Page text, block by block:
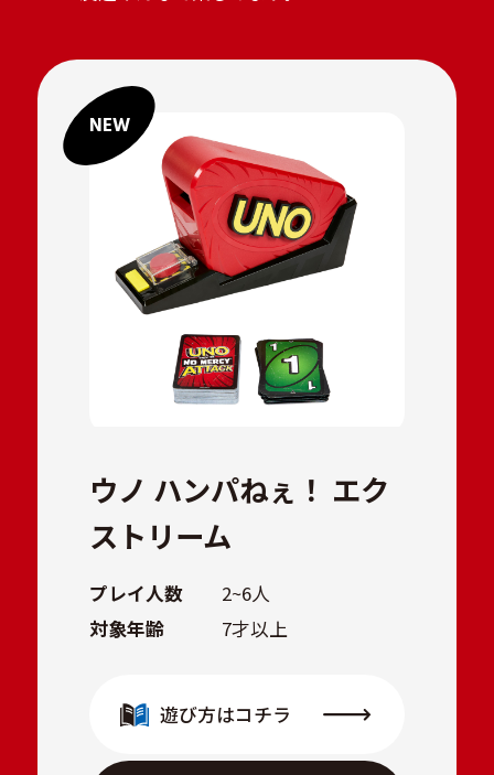
ウノ ハンパねぇ！ エク
ストリーム
プレイ人数
2~6人
対象年齢
7才以上
遊び方はコチラ